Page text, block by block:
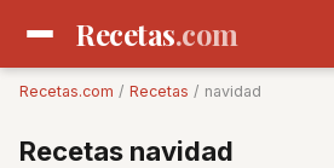
Recetas.com
Recetas.com / Recetas / navidad
Recetas navidad